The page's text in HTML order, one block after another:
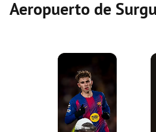
Aeropuerto de
×